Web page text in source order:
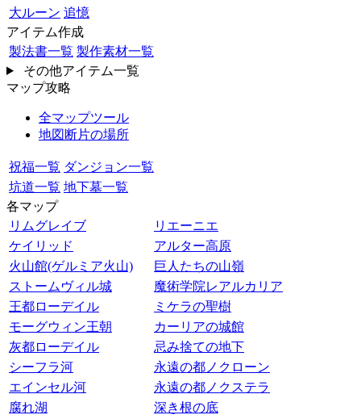
大ルーン 追憶
アイテム作成
製法書一覧 製作素材一覧
その他アイテム一覧
マップ攻略
全マップツール
地図断片の場所
祝福一覧 ダンジョン一覧
坑道一覧 地下墓一覧
各マップ
リムグレイブ
リエーニエ
ケイリッド
アルター高原
火山館(ゲルミア火山)
巨人たちの山嶺
ストームヴィル城
魔術学院レアルカリア
王都ローデイル
ミケラの聖樹
モーグウィン王朝
カーリアの城館
灰都ローデイル
忌み捨ての地下
シーフラ河
永遠の都ノクローン
エインセル河
永遠の都ノクステラ
腐れ湖
深き根の底